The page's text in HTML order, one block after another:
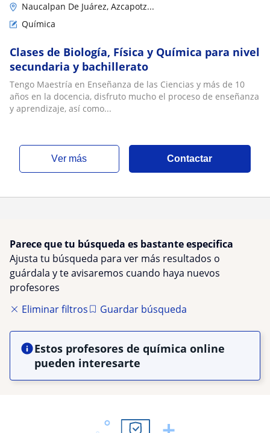
Naucalpan De Juárez, Azcapotz...
Química
Clases de Biología, Física y Química para nivel
secundaria y bachillerato
Tengo Maestría en Enseñanza de las Ciencias y más de 10
años en la docencia, disfruto mucho el proceso de enseñanza
y aprendizaje, así como...
ver más Contactar
Parece que tu búsqueda es bastante especifica
Ajusta tu búsqueda para ver más resultados o
guárdala y te avisaremos cuando haya nuevos
profesores
Eliminar filtros
Guardar búsqueda
Estos profesores de química online
pueden interesarte